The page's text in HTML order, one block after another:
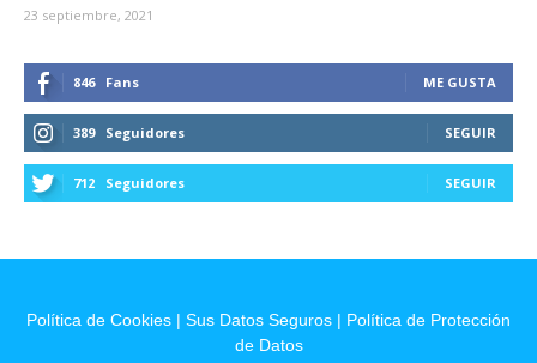
23 septiembre, 2021
846 Fans ME GUSTA
389 Seguidores SEGUIR
712 Seguidores SEGUIR
Política de Cookies | Sus Datos Seguros | Política de Protección
de Datos